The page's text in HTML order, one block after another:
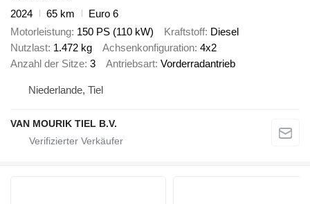
2024
65 km
Euro 6
Motorleistung 150 PS (110 kW) Kraftstoff Diesel
Nutzlast 1.472 kg Achsenkonfiguration 4x2
Anzahl der Sitze 3 Antriebsart Vorderradantrieb
Niederlande, Tiel
VAN MOURIK TIEL B.V.